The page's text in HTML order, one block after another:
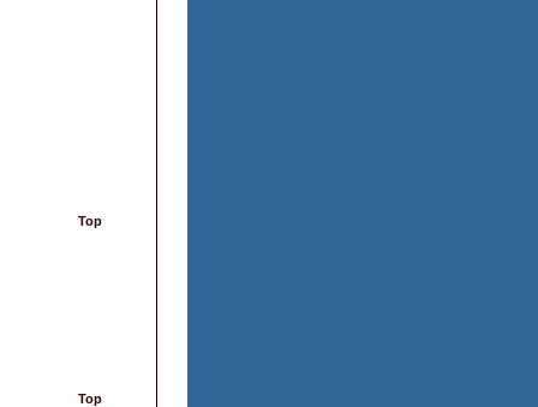
Top
Top